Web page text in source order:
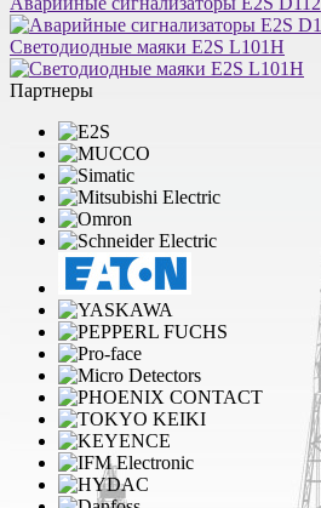
Светодиодные маяки E2S L101H
Партнеры